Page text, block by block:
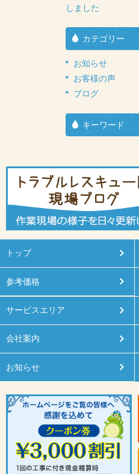
しました
カテゴリー
お知らせ
お客様の声
ブログ
キーワード
トップ
参考価格
サービスエリア
会社案内
お知らせ